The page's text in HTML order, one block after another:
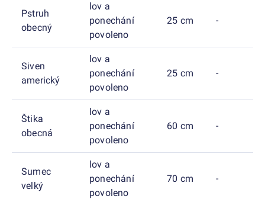
Pstruh
obecný
lov a
ponechání
povoleno
25 cm -
Siven
americký
lov a
ponechání
povoleno
25 cm -
Štika
obecná
lov a
ponechání
povoleno
60 cm -
Sumec
velký
lov a
ponechání
povoleno
70 cm -